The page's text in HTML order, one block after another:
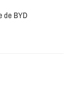
de BYD